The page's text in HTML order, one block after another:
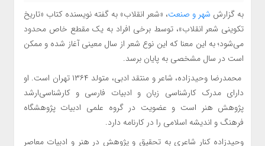
به گزارش شهر و صنعت، «شعر انقلاب» به گفته نویسنده کتاب «تاریخ
تکوینی شعر انقلاب»، توسط برخی افراد به یک مقطع خاص محدود
می‌شود؛ به این معنا که این نوع شعر از سال معینی آغاز شده و ممکن
است در سال مشخصی به پایان برسد.
محمدرضا وحیدزاده، شاعر و منتقد ادبی، متولد ۱۳۶۴ تهران است. او
دارای مدرک کارشناسی زبان و ادبیات فارسی و کارشناسی‌ارشد
پژوهش هنر است و عضویت در گروه علمی ادبیات پژوهشگاه
فرهنگ و اندیشه اسلامی را در کارنامه دارد.
وحیدزاده کنار شاعری به تحقیق و پژوهش در هنر و ادبیات معاصر